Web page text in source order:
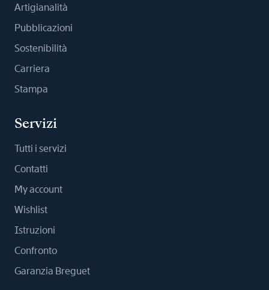
Artigianalità
Pubblicazioni
Sostenibilità
Carriera
Stampa
Servizi
Tutti i servizi
Contatti
My account
Wishlist
Istruzioni
Confronto
Garanzia Breguet